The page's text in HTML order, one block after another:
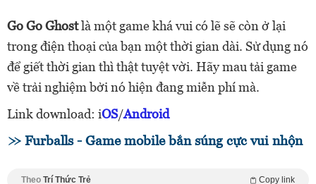
Go Go Ghostlà một game khá vui có lẽ sẽ còn ở lại
trong điện thoại của bạn một thời gian dài. Sử dụng nó
để giết thời gian thì thật tuyệt vời. Hãy mau tải game
về trải nghiệm bởi nó hiện đang miễn phí mà.
Link download: iOS/Android
Furballs - Game mobile bắn súng cực vui nhộn
Theo Trí Thức Trẻ Copy link